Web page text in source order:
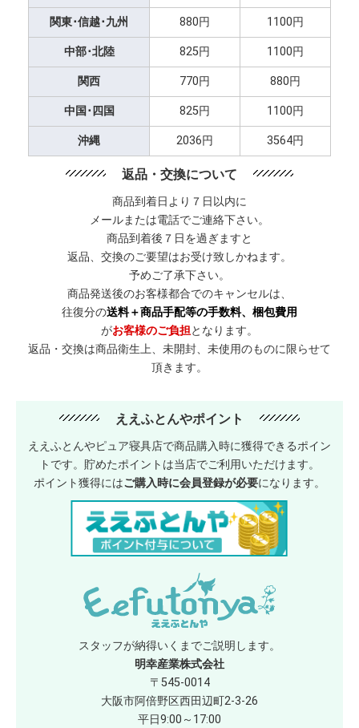
関東･信越･九州 880円 1100円
中部･北陸 825円 1100円
関西 770円 880円
中国･四国 825円 1100円
沖縄 2036円 3564円
返品・交換について
商品到着日より７日以内に
メールまたは電話でご連絡下さい。
商品到着後７日を過ぎますと
返品、交換のご要望はお受け致しかねます。
予めご了承下さい。
商品発送後のお客様都合でのキャンセルは、
往復分の送料＋商品手配等の手数料、梱包費用
がお客様のご負担となります。
返品・交換は商品衛生上、未開封、未使用のものに限らせて
頂きます。
ええふとんやポイント
ええふとんやピュア寝具店で商品購入時に獲得できるポイン
トです。貯めたポイントは当店でご利用いただけます。
ポイント獲得にはご購入時に会員登録が必要になります。
スタッフが納得いくまでご説明します。
明幸産業株式会社
〒545-0014
大阪市阿倍野区西田辺町2-3-26
平日9:00～17:00